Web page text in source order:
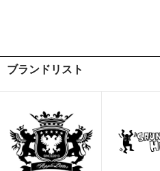
ブランドリスト